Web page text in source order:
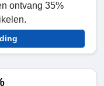
ontvang 35%